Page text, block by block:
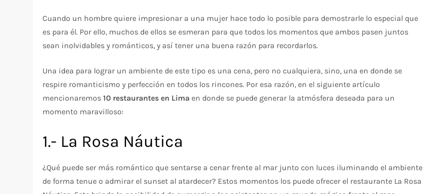
Cuando un hombre quiere impresionar a una mujer hace todo lo posible para demostrarle lo especial que
es para él. Por ello, muchos de ellos se esmeran para que todos los momentos que ambos pasen juntos
sean inolvidables y románticos, y así tener una buena razón para recordarlos.
Una idea para lograr un ambiente de este tipo es una cena, pero no cualquiera, sino, una en donde se
respire romanticismo y perfección en todos los rincones. Por esa razón, en el siguiente artículo
mencionaremos10 restaurantes en Limaen donde se puede generar la atmósfera deseada para un
momento maravilloso:
1.- La Rosa Náutica
¿Qué puede ser más romántico que sentarse a cenar frente al mar junto con luces iluminando el ambiente
de forma tenue o admirar el sunset al atardecer? Estos momentos los puede ofrecer el restaurante La Rosa